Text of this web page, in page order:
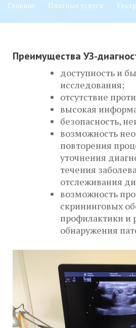
Главная Платные услуги
Преимущества УЗ-
доступность и
исследования;
отсутствие
высокая
безопасность,
возможность
повторения
уточнения
течения
отслеживания
возможность
скрининговых
профилактики и
обнаружения